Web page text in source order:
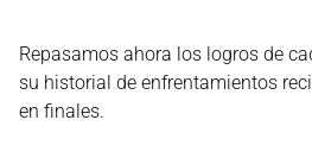
Repasamos ahora los logros de
su historial de enfrentamientos
en finales.